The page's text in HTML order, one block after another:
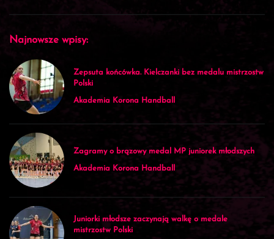
Najnowsze wpisy:
Zepsuta końcówka. Kielczanki bez medalu mistrzostw
Polski
Akademia Korona Handball
Zagramy o brązowy medal MP juniorek młodszych
Akademia Korona Handball
Juniorki młodsze zaczynają walkę o medale
mistrzostw Polski